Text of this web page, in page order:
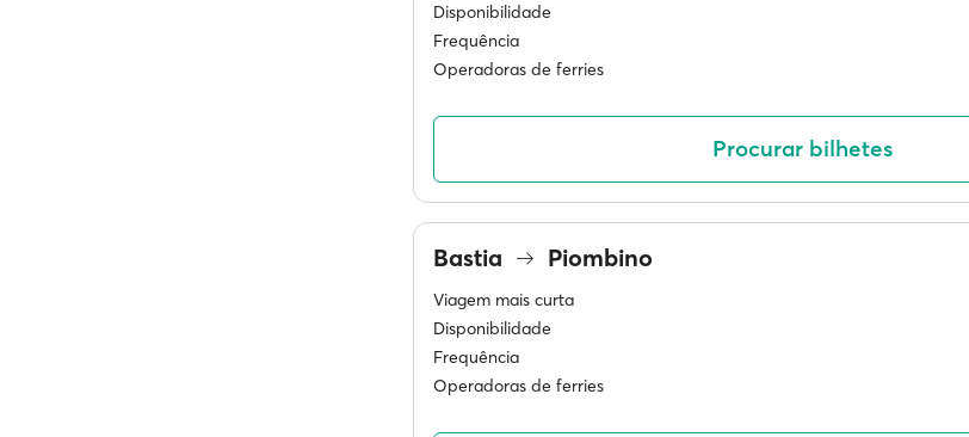
Disponibilidade
Frequência
Operadoras de ferries
Procurar bilhetes
Bastia Piombino
Viagem mais curta
Disponibilidade
Frequência
Operadoras de ferries